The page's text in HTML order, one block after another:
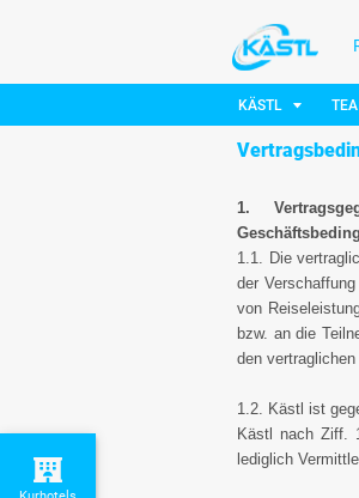
KÄSTL
1.
1.1. Die
der
von
bzw. an die
den
1.2. Kästl ist
Kästl nach Ziff.
lediglich